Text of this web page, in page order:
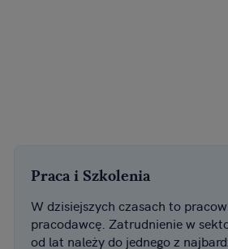
Praca i Szkolenia
W dzisiejszych czasach to
pracodawcę. Zatrudnienie w
od lat należy do jednego z